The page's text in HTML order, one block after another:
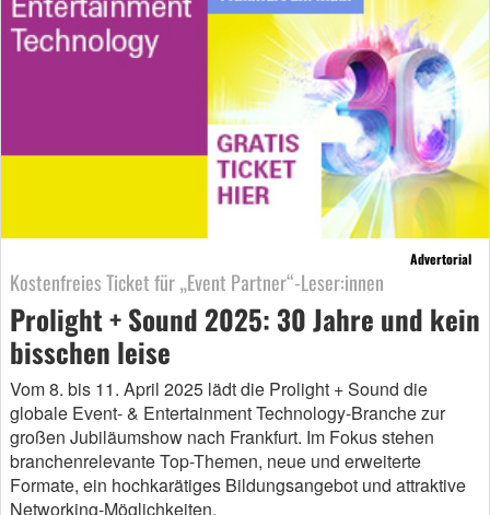
Advertorial
Kostenfreies Ticket für „Event Partner“-Leser:innen
Prolight + Sound 2025: 30 Jahre und kein
bisschen leise
Vom 8. bis 11. April 2025 lädt die Prolight + Sound die
globale Event- & Entertainment Technology-Branche zur
großen Jubiläumshow nach Frankfurt. Im Fokus stehen
branchenrelevante Top-Themen, neue und erweiterte
Formate, ein hochkarätiges Bildungsangebot und attraktive
Networking-Möglichkeiten.